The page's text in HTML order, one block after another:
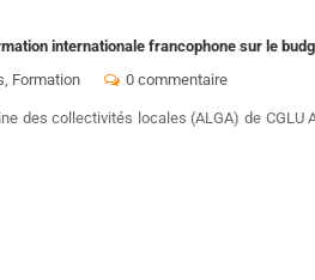
internationale francophone sur le
, Formation 0 commentaire
des collectivités locales (ALGA) de CGLU